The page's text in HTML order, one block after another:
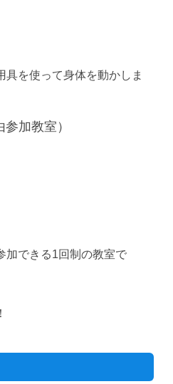
具を使って身体を動かしま
加教室）
加できる1回制の教室で